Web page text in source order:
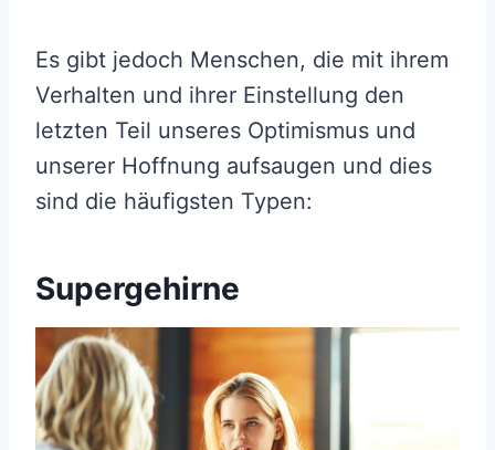
Es gibt jedoch Menschen, die mit ihrem
Verhalten und ihrer Einstellung den
letzten Teil unseres Optimismus und
unserer Hoffnung aufsaugen und dies
sind die häufigsten Typen:
Supergehirne